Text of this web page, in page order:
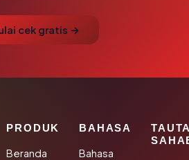
cek gratis →
PRODUK
Beranda
BAHASA
Bahasa